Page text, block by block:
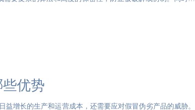
些优势
增长的生产和运营成本，还需要应对假冒伪劣产品的威胁。